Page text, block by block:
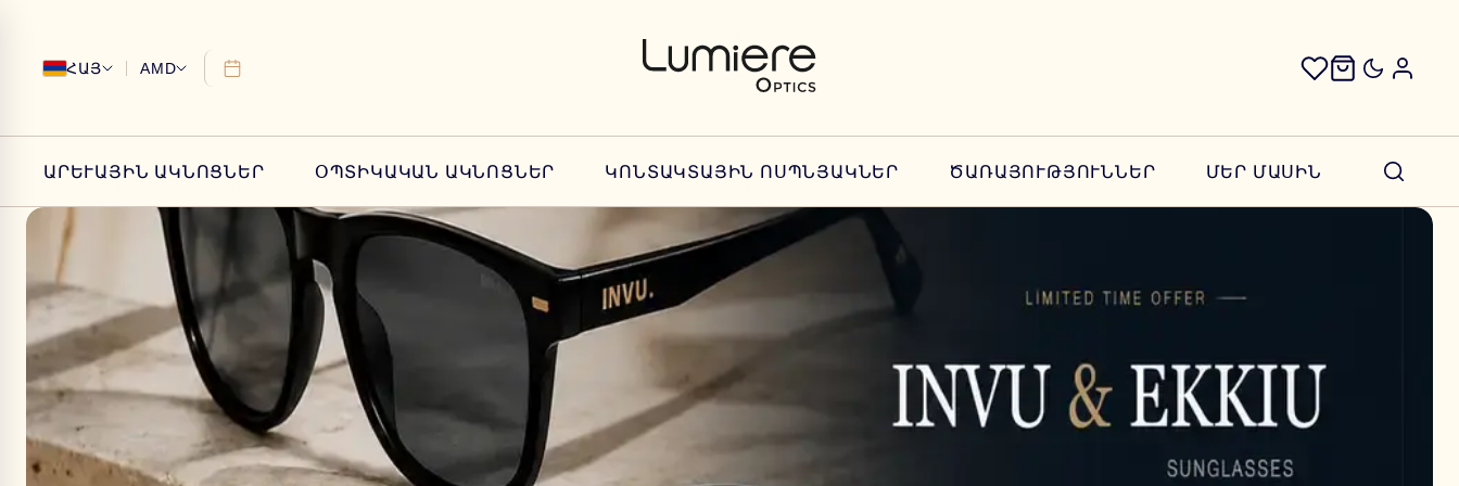
ՀԱՅ AMD
ԱՐԵՒԱՅԻՆ ԱԿՆՈՑՆԵՐ ՕՊՏԻԿԱԿԱՆ ԱԿՆՈՑՆԵՐ ԿՈՆՏԱԿՏԱՅԻՆ ՈՍՊՆՅԱԿՆԵՐ ԾԱՌԱՅՈՒԹՅՈՒՆՆԵՐ ՄԵՐ ՄԱՍԻՆ